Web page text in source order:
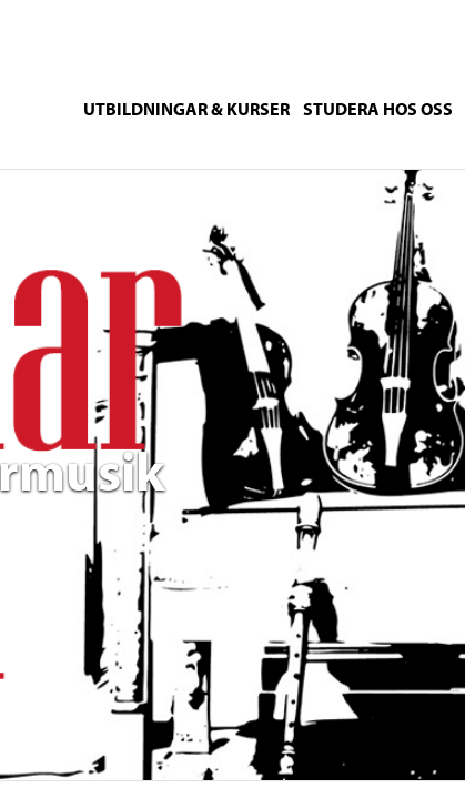
UTBILDNINGAR & KURSER STUDERA HOS OSS